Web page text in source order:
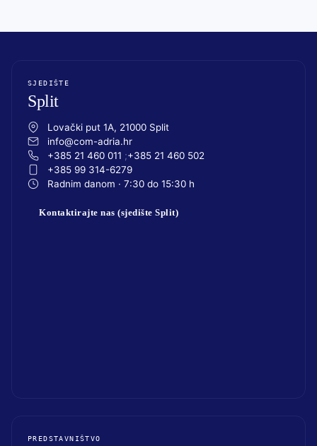
SJEDIŠTE
Split
Lovački put 1A, 21000 Split
info@com-adria.hr
+385 21 460 011
+385 21 460 502
+385 99 314-6279
Radnim danom · 7:30 do 15:30 h
Kontaktirajte nas (sjedište Split)
PREDSTAVNIŠTVO